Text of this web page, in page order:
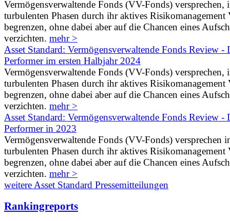
Vermögensverwaltende Fonds (VV-Fonds) versprechen,
turbulenten Phasen durch ihr aktives Risikomanagement
begrenzen, ohne dabei aber auf die Chancen eines
verzichten. mehr >
Asset Standard: Vermögensverwaltende Fonds Review -
Performer im ersten Halbjahr 2024
Vermögensverwaltende Fonds (VV-Fonds) versprechen,
turbulenten Phasen durch ihr aktives Risikomanagement
begrenzen, ohne dabei aber auf die Chancen eines
verzichten. mehr >
Asset Standard: Vermögensverwaltende Fonds Review -
Performer in 2023
Vermögensverwaltende Fonds (VV-Fonds) versprechen
turbulenten Phasen durch ihr aktives Risikomanagement
begrenzen, ohne dabei aber auf die Chancen eines
verzichten. mehr >
weitere Asset Standard Pressemitteilungen
Rankingreports